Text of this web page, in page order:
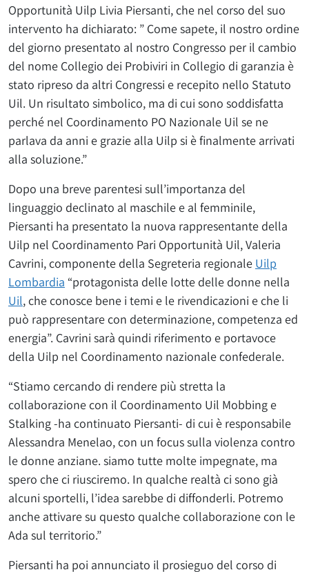
Opportunità Uilp Livia Piersanti, che nel corso del suo
intervento ha dichiarato: ” Come sapete, il nostro ordine
del giorno presentato al nostro Congresso per il cambio
del nome Collegio dei Probiviri in Collegio di garanzia è
stato ripreso da altri Congressi e recepito nello Statuto
Uil. Un risultato simbolico, ma di cui sono soddisfatta
perché nel Coordinamento PO Nazionale Uil se ne
parlava da anni e grazie alla Uilp si è finalmente arrivati
alla soluzione.”
Dopo una breve parentesi sull’importanza del
linguaggio declinato al maschile e al femminile,
Piersanti ha presentato la nuova rappresentante della
Uilp nel Coordinamento Pari Opportunità Uil, Valeria
Cavrini, componente della Segreteria regionale Uilp
Lombardia “protagonista delle lotte delle donne nella
Uil, che conosce bene i temi e le rivendicazioni e che li
può rappresentare con determinazione, competenza ed
energia”. Cavrini sarà quindi riferimento e portavoce
della Uilp nel Coordinamento nazionale confederale.
“Stiamo cercando di rendere più stretta la
collaborazione con il Coordinamento Uil Mobbing e
Stalking -ha continuato Piersanti- di cui è responsabile
Alessandra Menelao, con un focus sulla violenza contro
le donne anziane. siamo tutte molte impegnate, ma
spero che ci riusciremo. In qualche realtà ci sono già
alcuni sportelli, l’idea sarebbe di diffonderli. Potremo
anche attivare su questo qualche collaborazione con le
Ada sul territorio.”
Piersanti ha poi annunciato il prosieguo del corso di